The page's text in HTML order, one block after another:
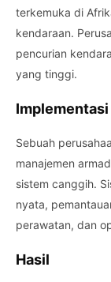
terkemuka di
kendaraan.
pencurian
yang tinggi.
Sebuah
manajemen
sistem canggih.
nyata,
perawatan, dan
Hasil